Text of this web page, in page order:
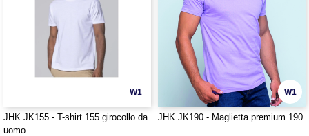
W1
JHK JK155 - T-shirt 155 girocollo da
uomo
W1
JHK JK190 - Maglietta premium 190